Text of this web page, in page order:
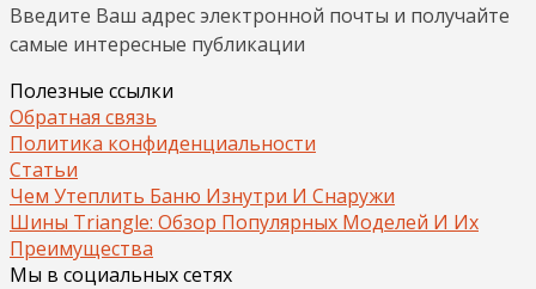
Введите Ваш адрес электронной почты и получайте
самые интересные публикации
Полезные ссылки
Обратная связь
Политика конфиденциальности
Статьи
Чем Утеплить Баню Изнутри И Снаружи
Шины Triangle: Обзор Популярных Моделей И Их
Преимущества
Мы в социальных сетях